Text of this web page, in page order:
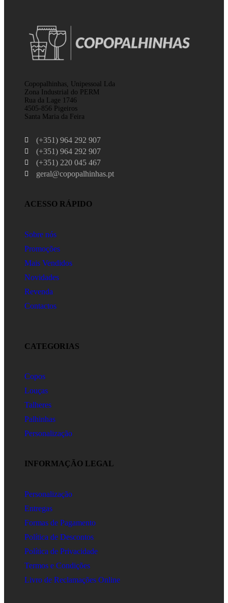
Copopalhinhas, Unipessoal Lda
Zona Industrial do PERM
Rua da Lage 1746
4505-856 Pigeiros
Santa Maria da Feira
(+351) 964 292 907
(+351) 964 292 907
(+351) 220 045 467
geral@copopalhinhas.pt
ACESSO RÁPIDO
Sobre nós
Promoções
Mais Vendidos
Novidades
Revenda
Contactos
CATEGORIAS
Copos
Louças
Talheres
Palhinhas
Personalização
INFORMAÇÃO LEGAL
Personalização
Entregas
Formas de Pagamento
Política de Descontos
Política de Privacidade
Termos e Condições
Livro de Reclamações Online